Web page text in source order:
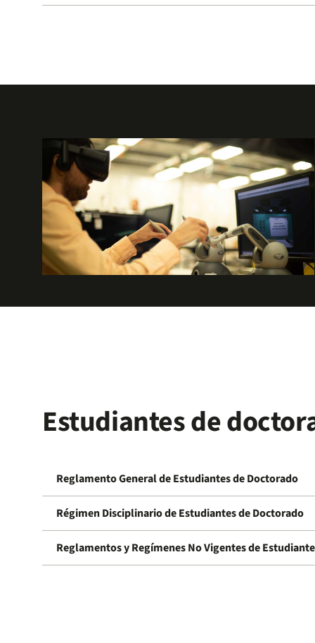
Estudiantes de
Reglamento General de Estudiantes de Doctorado
Régimen Disciplinario de Estudiantes de Doctorado
Reglamentos y Regímenes No Vigentes de